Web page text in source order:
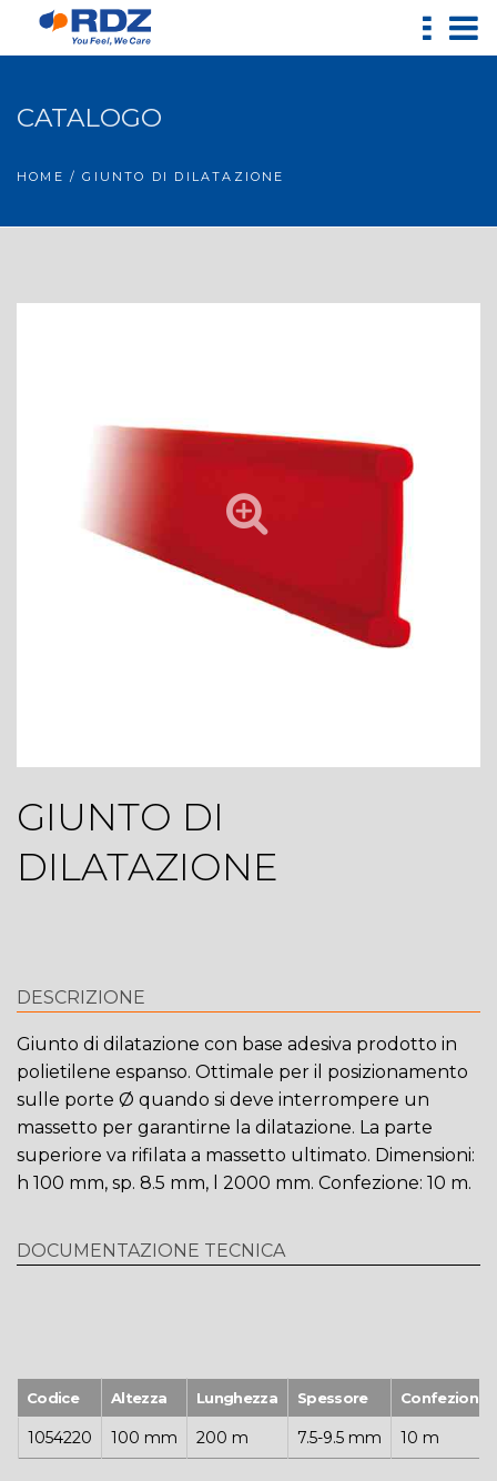
CATALOGO
HOME / GIUNTO DI DILATAZIONE
GIUNTO DI
DILATAZIONE
DESCRIZIONE
Giunto di dilatazione con base adesiva prodotto in
polietilene espanso. Ottimale per il posizionamento
sulle porte Ø quando si deve interrompere un
massetto per garantirne la dilatazione. La parte
superiore va rifilata a massetto ultimato. Dimensioni:
h 100 mm, sp. 8.5 mm, l 2000 mm. Confezione: 10 m.
DOCUMENTAZIONE TECNICA
Codice Altezza Lunghezza Spessore Confezione
1054220 100 mm 200 m 7.5-9.5 mm 10 m